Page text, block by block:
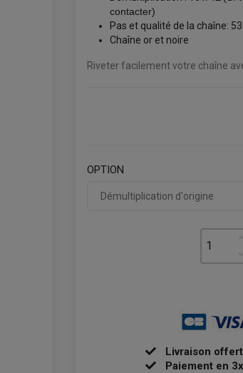
contacter)
Pas et qualité de la chaîne:
Chaîne or et noire
Riveter facilement votre chaîne
OPTION
Démultiplication d'origine
Livraison
Paiement en